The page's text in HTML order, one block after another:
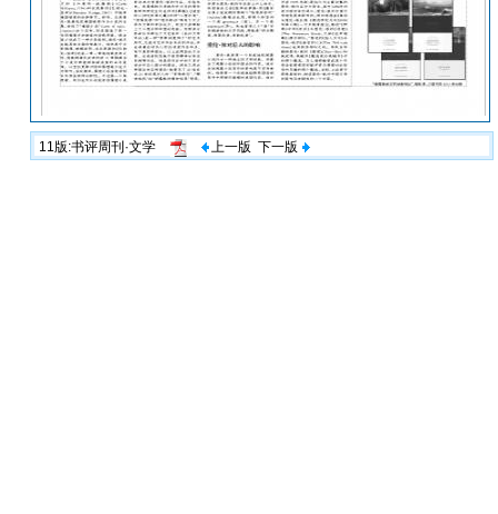
11版:书评周刊·文学 上一版 下一版